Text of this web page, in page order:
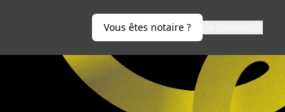
Vous êtes notaire ?